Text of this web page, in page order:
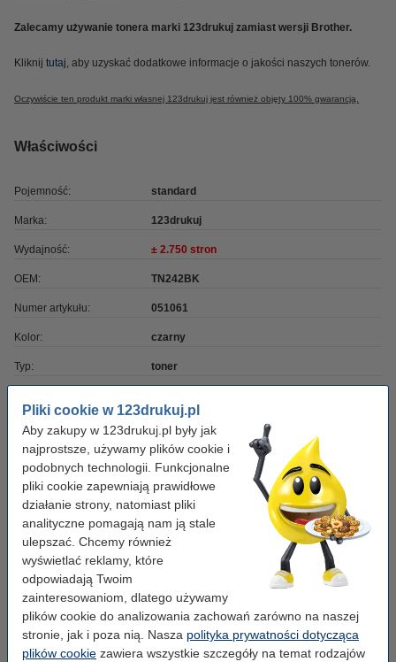
Pliki cookie w 123drukuj.pl
Aby zakupy w 123drukuj.pl były jak
najprostsze, używamy plików cookie i
podobnych technologii. Funkcjonalne
pliki cookie zapewniają prawidłowe
działanie strony, natomiast pliki
analityczne pomagają nam ją stale
ulepszać. Chcemy również
wyświetlać reklamy, które
odpowiadają Twoim
zainteresowaniom, dlatego używamy
plików cookie do analizowania zachowań zarówno na naszej
stronie, jak i poza nią. Nasza polityka prywatności dotycząca
plików cookie zawiera wszystkie szczegóły na temat rodzajów
Zalecamy używanie tonera marki 123drukuj zamiast wersji Brother.
Kliknij tutaj, aby uzyskać dodatkowe informacje o jakości naszych tonerów.
Oczywiście ten produkt marki własnej 123drukuj jest również objęty 100% gwarancją.
Właściwości
Pojemność: standard
Marka: 123drukuj
Wydajność: ± 2.750 stron
OEM: TN242BK
Numer artykułu: 051061
Kolor: czarny
Typ: toner
Wskazówka: zamów niebieski
123drukuj zamiennik Brother TN-242C toner
niebieski
149,00 zł
Zamów czerwony
123drukuj zamiennik Brother TN-242M toner
czerwony
149,00 zł
Zamów żółty